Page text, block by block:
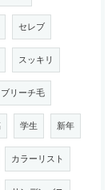
セレブ
スッキリ
ブリーチ毛
学生 新年
カラーリスト